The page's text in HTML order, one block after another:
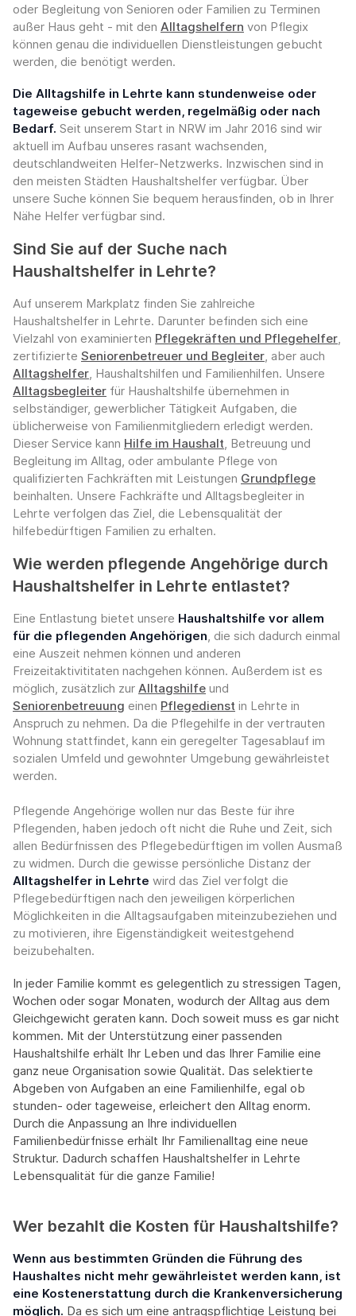
oder Begleitung von Senioren oder Familien zu Terminen
außer Haus geht - mit den Alltagshelfern von Pflegix
können genau die individuellen Dienstleistungen gebucht
werden, die benötigt werden.
Die Alltagshilfe in Lehrte kann stundenweise oder
tageweise gebucht werden, regelmäßig oder nach
Bedarf. Seit unserem Start in NRW im Jahr 2016 sind wir
aktuell im Aufbau unseres rasant wachsenden,
deutschlandweiten Helfer-Netzwerks. Inzwischen sind in
den meisten Städten Haushaltshelfer verfügbar. Über
unsere Suche können Sie bequem herausfinden, ob in Ihrer
Nähe Helfer verfügbar sind.
Sind Sie auf der Suche nach
Haushaltshelfer in Lehrte?
Auf unserem Markplatz finden Sie zahlreiche
Haushaltshelfer in Lehrte. Darunter befinden sich eine
Vielzahl von examinierten Pflegekräften und Pflegehelfer,
zertifizierte Seniorenbetreuer und Begleiter, aber auch
Alltagshelfer, Haushaltshilfen und Familienhilfen. Unsere
Alltagsbegleiter für Haushaltshilfe übernehmen in
selbständiger, gewerblicher Tätigkeit Aufgaben, die
üblicherweise von Familienmitgliedern erledigt werden.
Dieser Service kann Hilfe im Haushalt, Betreuung und
Begleitung im Alltag, oder ambulante Pflege von
qualifizierten Fachkräften mit Leistungen Grundpflege
beinhalten. Unsere Fachkräfte und Alltagsbegleiter in
Lehrte verfolgen das Ziel, die Lebensqualität der
hilfebedürftigen Familien zu erhalten.
Wie werden pflegende Angehörige durch
Haushaltshelfer in Lehrte entlastet?
Eine Entlastung bietet unsere Haushaltshilfe vor allem
für die pflegenden Angehörigen, die sich dadurch einmal
eine Auszeit nehmen können und anderen
Freizeitaktivititaten nachgehen können. Außerdem ist es
möglich, zusätzlich zur Alltagshilfe und
Seniorenbetreuung einen Pflegedienst in Lehrte in
Anspruch zu nehmen. Da die Pflegehilfe in der vertrauten
Wohnung stattfindet, kann ein geregelter Tagesablauf im
sozialen Umfeld und gewohnter Umgebung gewährleistet
werden.
Pflegende Angehörige wollen nur das Beste für ihre
Pflegenden, haben jedoch oft nicht die Ruhe und Zeit, sich
allen Bedürfnissen des Pflegebedürftigen im vollen Ausmaß
zu widmen. Durch die gewisse persönliche Distanz der
Alltagshelfer in Lehrte wird das Ziel verfolgt die
Pflegebedürftigen nach den jeweiligen körperlichen
Möglichkeiten in die Alltagsaufgaben miteinzubeziehen und
zu motivieren, ihre Eigenständigkeit weitestgehend
beizubehalten.
In jeder Familie kommt es gelegentlich zu stressigen Tagen,
Wochen oder sogar Monaten, wodurch der Alltag aus dem
Gleichgewicht geraten kann. Doch soweit muss es gar nicht
kommen. Mit der Unterstützung einer passenden
Haushaltshilfe erhält Ihr Leben und das Ihrer Familie eine
ganz neue Organisation sowie Qualität. Das selektierte
Abgeben von Aufgaben an eine Familienhilfe, egal ob
stunden- oder tageweise, erleichert den Alltag enorm.
Durch die Anpassung an Ihre individuellen
Familienbedürfnisse erhält Ihr Familienalltag eine neue
Struktur. Dadurch schaffen Haushaltshelfer in Lehrte
Lebensqualität für die ganze Familie!
Wer bezahlt die Kosten für Haushaltshilfe?
Wenn aus bestimmten Gründen die Führung des
Haushaltes nicht mehr gewährleistet werden kann, ist
eine Kostenerstattung durch die Krankenversicherung
möglich. Da es sich um eine antragspflichtige Leistung bei